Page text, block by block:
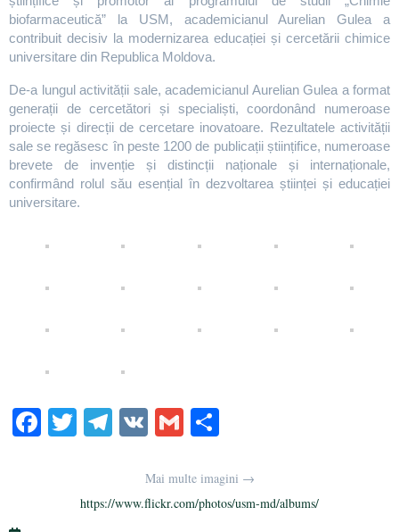
biofarmaceutică” la USM, academicianul Aurelian Gulea a
contribuit decisiv la modernizarea educației și cercetării chimice
universitare din Republica Moldova.
De-a lungul activității sale, academicianul Aurelian Gulea a format
generații de cercetători și specialiști, coordonând numeroase
proiecte și direcții de cercetare inovatoare. Rezultatele activității
sale se regăsesc în peste 1200 de publicații științifice, numeroase
brevete de invenție și distincții naționale și internaționale,
confirmând rolul său esențial în dezvoltarea științei și educației
universitare.
Fa T
r
Te
a
V G
ailaj
ea
Mai multe imagini →
https://www.flickr.com/photos/usm-md/albums/